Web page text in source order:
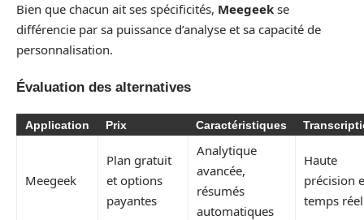
Bien que chacun ait ses spécificités, Meegeek se
différencie par sa puissance d’analyse et sa capacité de
personnalisation.
Évaluation des alternatives
Application Prix Caractéristiques
Meegeek
Plan gratuit
et options
payantes
Analytique
avancée,
résumés
automatiques
Haute
précision
temps réel